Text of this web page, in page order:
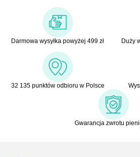
Darmowa wysyłka powyżej 499 zł
Duży
32 135 punktów odbioru w Polsce
Gwarancja zwrotu